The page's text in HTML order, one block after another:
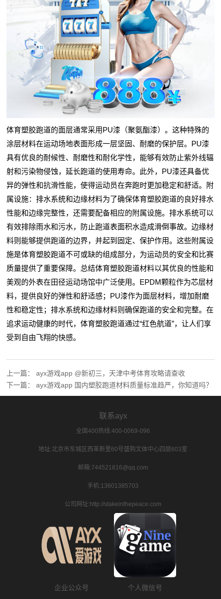
体育塑胶跑道的面层通常采用PU漆（聚氨酯漆）。这种特殊的
涂层材料在运动场地表面形成一层坚固、耐磨的保护层。PU漆
具有优良的耐候性、耐磨性和耐化学性，能够有效防止紫外线辐
射和污染物侵蚀，延长跑道的使用寿命。此外，PU漆还具备优
异的弹性和抗滑性能，使得运动员在奔跑时更加稳定和舒适。附
属设施：排水系统和边缘材料为了确保体育塑胶跑道的良好排水
性能和边缘完整性，还需要配备相应的附属设施。排水系统可以
有效排除雨水和污水，防止跑道表面积水造成滑倒事故。边缘材
料则能够提供跑道的边界，并起到固定、保护作用。这些附属设
施是体育塑胶跑道不可或缺的组成部分，为运动员的安全和比赛
质量提供了重要保障。总结体育塑胶跑道材料以其优良的性能和
美观的外表在田径运动场馆中广泛使用。EPDM颗粒作为芯层材
料，提供良好的弹性和舒适感；PU漆作为面层材料，增加耐磨
性和稳定性；排水系统和边缘材料则确保跑道的安全和完整。在
追求运动健康的时代，体育塑胶跑道通过“红色航道”，让人们享
受到自由飞翔的快感。
上一篇：ayx游戏app @新初三，天津中考体育攻略请查收
下一篇：ayx游戏app 国内塑胶跑道材料质量标准趋严，你知道吗？
联系ayx
全国400热线:400-0069-096
地址:北京市东城区西革新里60号盛购文体中心四层603室
邮箱:744521816@qq.com
手机:13601385703
公司网址:http://stakeinthepeace.com
企业公众号 个人微信号